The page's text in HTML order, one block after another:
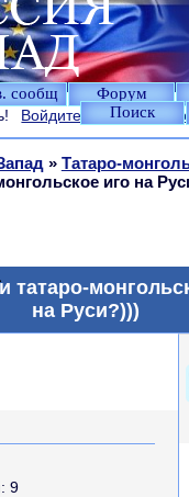
сообщ Форум
Поиск
Войдите или
» Татаро-
иго на
татаро-
на Руси?)))
9